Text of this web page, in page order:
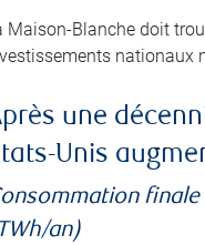
Maison-Blanche doit
nationaux
une
Unis
an)